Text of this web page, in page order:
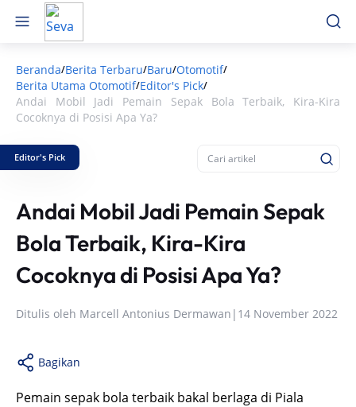
Beranda/Berita Terbaru/Baru/Otomotif/
Berita Utama Otomotif/Editor's Pick/
Andai Mobil Jadi Pemain Sepak Bola Terbaik, Kira-Kira
Cocoknya di Posisi Apa Ya?
Editor's Pick
Andai Mobil Jadi Pemain Sepak
Bola Terbaik, Kira-Kira
Cocoknya di Posisi Apa Ya?
Ditulis oleh Marcell Antonius Dermawan | 14 November 2022
Bagikan
Pemain sepak bola terbaik bakal berlaga di Piala